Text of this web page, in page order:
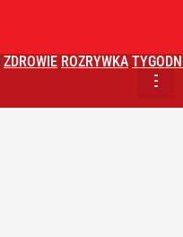
ZDROWIE ROZRYWKA